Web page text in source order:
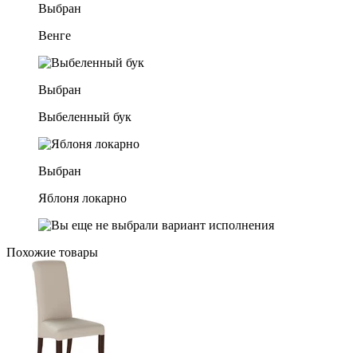
Выбран
Венге
Выбран
Выбеленный бук
Выбран
Яблоня локарно
Похожие товары